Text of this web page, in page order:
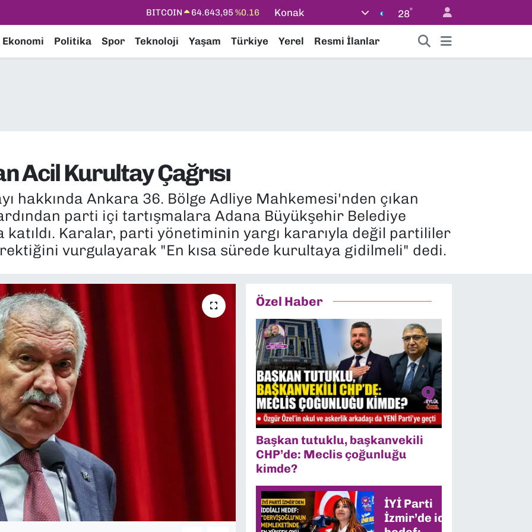
DOLAR 47,6006 %0.06
EURO
55,0250%0.02
STERLİN
64,2398%0.2
Konak 28°
Ekonomi Politika Spor Teknoloji Yaşam Türkiye Yerel Resmi İlanlar
Acil Kurultay Çağrısı
hakkında Ankara 36. Bölge Adliye Mahkemesi'nden çıkan
parti içi tartışmalara Adana Büyükşehir Belediye
katıldı. Karalar, parti yönetiminin yargı kararıyla değil partililer
vurgulayarak "En kısa sürede kurultaya gidilmeli" dedi.
Özel Haber
Başkan tutuklu, başkanvekili
CHP’de: Meclis çoğunluğu
kimde?
İYİ Parti
İzmir’de iddialı